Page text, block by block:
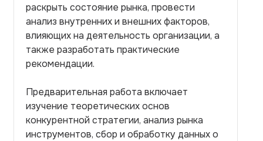
раскрыть состояние рынка, провести
анализ внутренних и внешних факторов,
влияющих на деятельность организации, а
также разработать практические
рекомендации.
Предварительная работа включает
изучение теоретических основ
конкурентной стратегии, анализ рынка
инструментов, сбор и обработку данных о